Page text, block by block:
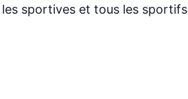
sportives et tous les sportifs